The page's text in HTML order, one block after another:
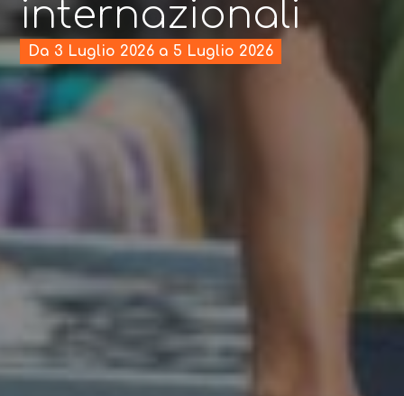
internazionali
Da 3 Luglio 2026 a 5 Luglio 2026